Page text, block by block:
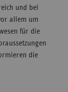
und bei
allem um
für die
die